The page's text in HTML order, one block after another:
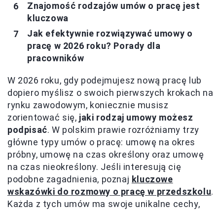
Znajomość rodzajów umów o pracę jest
kluczowa
Jak efektywnie rozwiązywać umowy o
pracę w 2026 roku? Porady dla
pracowników
W 2026 roku, gdy podejmujesz nową pracę lub
dopiero myślisz o swoich pierwszych krokach na
rynku zawodowym, koniecznie musisz
zorientować się, jaki rodzaj umowy możesz
podpisać. W polskim prawie rozróżniamy trzy
główne typy umów o pracę: umowę na okres
próbny, umowę na czas określony oraz umowę
na czas nieokreślony. Jeśli interesują cię
podobne zagadnienia, poznaj kluczowe
wskazówki do rozmowy o pracę w przedszkolu.
Każda z tych umów ma swoje unikalne cechy,